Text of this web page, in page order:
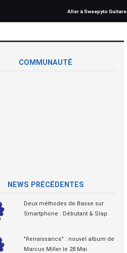
Aller à Sweepyto Guitare
COMMUNAUTÉ
NEWS PRÉCÉDENTES
Deux méthodes de Basse sur
Smartphone : Débutant & Slap
"Renaissance" : nouvel album de
Marcus Miller le 28 Mai